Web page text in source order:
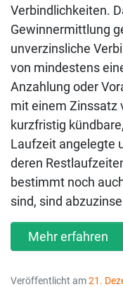
Verbindlichkeiten.
Gewinnermittlung
unverzinsliche
von mindestens
Anzahlung oder
mit einem Zinssatz
kurzfristig
Laufzeit angelegte
deren
bestimmt noch
sind, sind
Mehr erfahren
Veröffentlicht am21.